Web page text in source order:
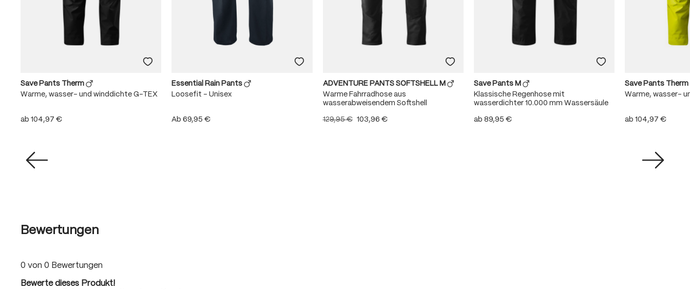
Save Pants Therm
Warme, wasser- und winddichte G-TEX
ab 104,97 €
Essential Rain Pants
Loosefit - Unisex
Ab69,95 €
ADVENTURE PANTS SOFTSHELL M
Warme Fahrradhose aus
wasserabweisendem Softshell
129,95 € 103,96 €
Save Pants M
Klassische Regenhose mit
wasserdichter 10.000 mm Wassersäule
ab 89,95 €
Save Pants Therm
Warme, wasser-
ab 104,97 €
Bewertungen
0 von 0 Bewertungen
Bewerte dieses Produkt!